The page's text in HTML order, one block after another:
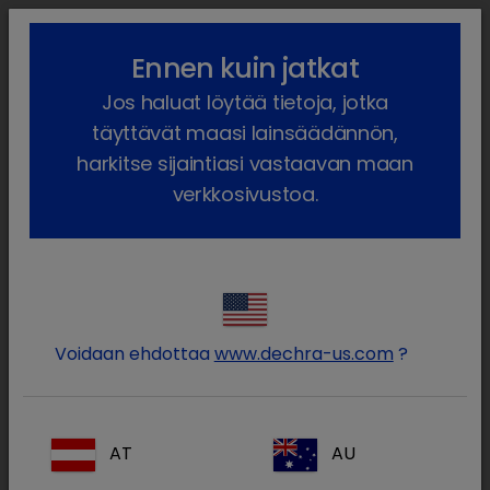
lock_outline search menu
Reseptilääkkeet
Koira Reseptivapaa AntiSept
Ennen kuin jatkat
Jos haluat löytää tietoja, jotka
täyttävät maasi lainsäädännön,
harkitse sijaintiasi vastaavan maan
verkkosivustoa.
Voidaan ehdottaa www.dechra-us.com ?
AT AU